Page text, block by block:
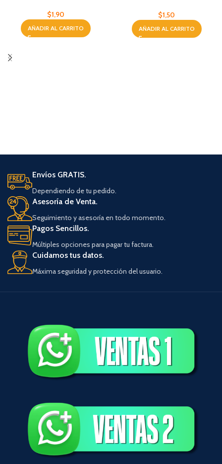
$1,90
AÑADIR AL CARRITO
$1,50
AÑADIR AL CARRITO
Envíos GRATIS.
Dependiendo de tu pedido.
Asesoría de Venta.
Seguimiento y asesoría en todo momento.
Pagos Sencillos.
Múltiples opciones para pagar tu factura.
Cuidamos tus datos.
Máxima seguridad y protección del usuario.